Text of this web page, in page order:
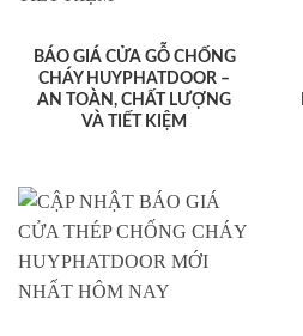
BÁO GIÁ CỬA GỖ CHỐNG
CHÁY HUYPHATDOOR –
AN TOÀN, CHẤT LƯỢNG
VÀ TIẾT KIỆM